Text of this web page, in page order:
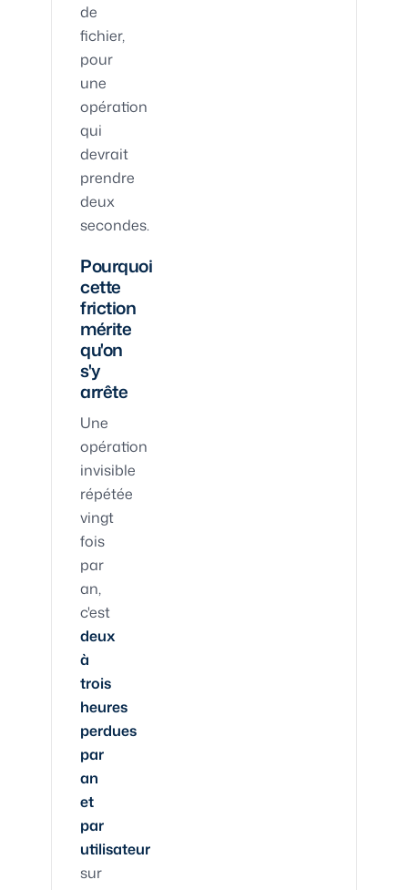
de
fichier,
pour
une
opération
qui
devrait
prendre
deux
secondes.
Pourquoi
cette
friction
mérite
qu'on
s'y
arrête
Une
opération
invisible
répétée
vingt
fois
par
an,
c'est
deux
à
trois
heures
perdues
par
an
et
par
utilisateur
sur